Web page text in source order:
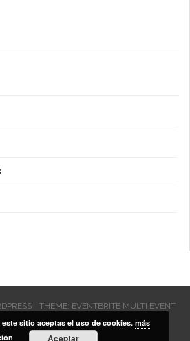
THEME: EVENTBRITE MULTI EVENT
sitio aceptas el uso de cookies.más
Aceptar